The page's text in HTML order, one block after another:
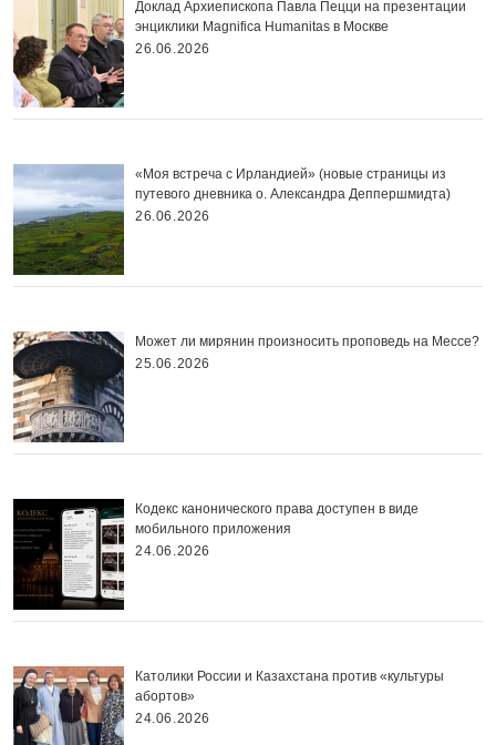
Доклад Архиепископа Павла Пецци на презентации
энциклики Magnifica Нumanitas в Москве
26.06.2026
«Моя встреча с Ирландией» (новые страницы из
путевого дневника о. Александра Деппершмидта)
26.06.2026
Может ли мирянин произносить проповедь на Мессе?
25.06.2026
Кодекс канонического права доступен в виде
мобильного приложения
24.06.2026
Католики России и Казахстана против «культуры
абортов»
24.06.2026